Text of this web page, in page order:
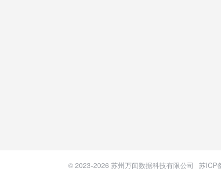
© 2023-2026 苏州万闻数据科技有限公司 苏ICP